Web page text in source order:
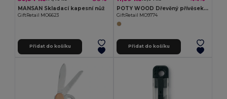
MANSAN Skladací kapesní nůž
GiftRetail MO6623
Přidat do košíku
POTY WOOD Dřevěný přívěsek obdelníkový
GiftRetail MO9774
Přidat do košíku